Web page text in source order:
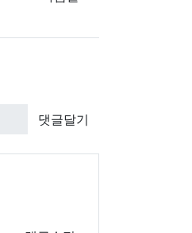
댓글달기